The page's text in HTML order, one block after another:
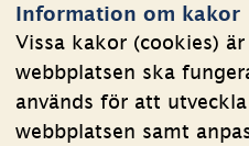
Information om kakor
Vissa kakor (cookies)
webbplatsen ska
används för att
webbplatsen samt
Om kakor
Behandling av